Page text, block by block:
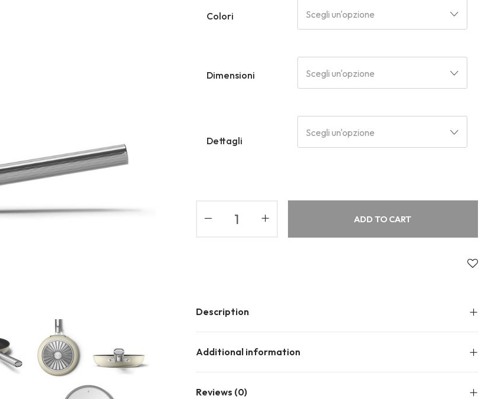
About Envato
Community
Colori Scegli un'opzione
Dimensioni Scegli un'opzione
Dettagli
Scegli un'opzione
ADD TO CART
Description
Additional information
Reviews (0)